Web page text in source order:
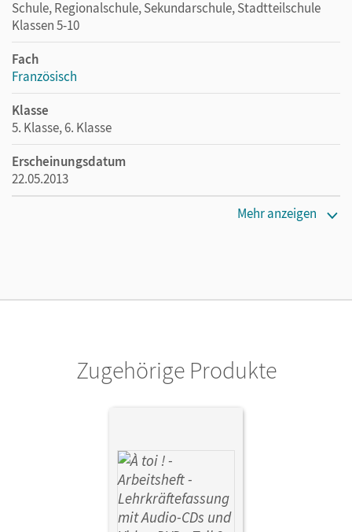
Schule, Regionalschule, Sekundarschule, Stadtteilschule
Klassen 5-10
Fach
Französisch
Klasse
5. Klasse, 6. Klasse
Erscheinungsdatum
22.05.2013
Mehr anzeigen
Zugehörige Produkte